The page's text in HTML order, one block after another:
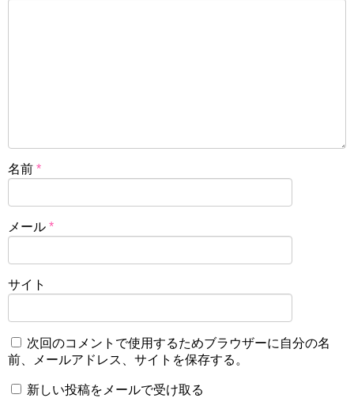
名前 *
メール *
サイト
次回のコメントで使用するためブラウザーに自分の名
前、メールアドレス、サイトを保存する。
新しい投稿をメールで受け取る